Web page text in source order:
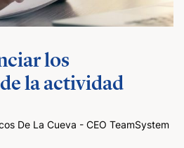
los
la actividad
De La Cueva - CEO TeamSystem